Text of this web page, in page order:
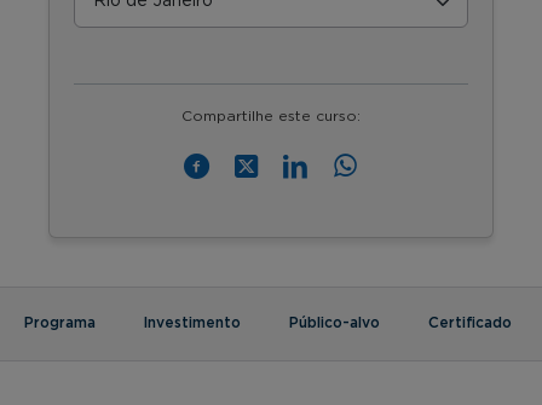
Compartilhe este curso:
Programa Investimento Público-alvo Certificado